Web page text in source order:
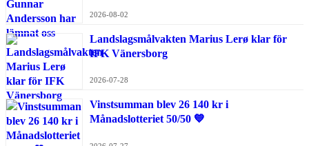
2026-08-02
Landslagsmålvakten Marius Lerø klar för
IFK Vänersborg
2026-07-28
Vinstsumman blev 26 140 kr i
Månadslotteriet 50/50 💙